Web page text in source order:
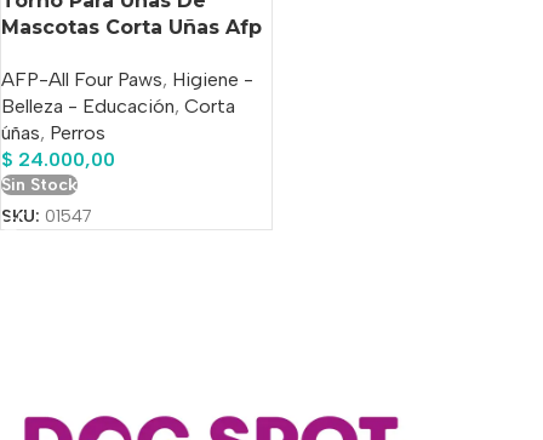
Mascotas Corta Uñas Afp
AFP-All Four Paws, Higiene -
Belleza - Educación, Corta
úñas, Perros
$ 24.000,00
Sin Stock
SKU: 01547